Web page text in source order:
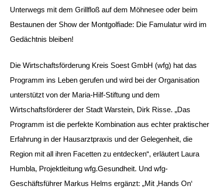
Unterwegs mit dem Grillfloß auf dem Möhnesee oder beim
Bestaunen der Show der Montgolfiade: Die Famulatur wird im
Gedächtnis bleiben!
Die Wirtschaftsförderung Kreis Soest GmbH (wfg) hat das
Programm ins Leben gerufen und wird bei der Organisation
unterstützt von der Maria-Hilf-Stiftung und dem
Wirtschaftsförderer der Stadt Warstein, Dirk Risse. „Das
Programm ist die perfekte Kombination aus echter praktischer
Erfahrung in der Hausarztpraxis und der Gelegenheit, die
Region mit all ihren Facetten zu entdecken“, erläutert Laura
Humbla, Projektleitung wfg.Gesundheit. Und wfg-
Geschäftsführer Markus Helms ergänzt: „Mit ‚Hands On‘